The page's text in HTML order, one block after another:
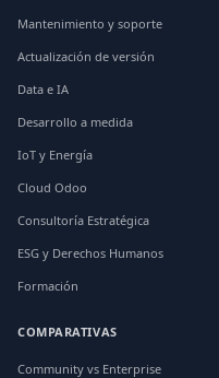
Mantenimiento y soporte
Actualización de versión
Data e IA
Desarrollo a medida
IoT y Energía
Cloud Odoo
Consultoría Estratégica
ESG y Derechos Humanos
Formación
COMPARATIVAS
Community vs Enterprise